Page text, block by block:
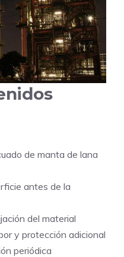
de manta de lana
antes de la
del material
y protección adicional
periódica